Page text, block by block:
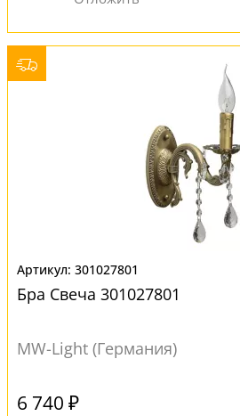
301027801
Бра Свеча 301027801
MW-Light (Германия)
6 740 ₽